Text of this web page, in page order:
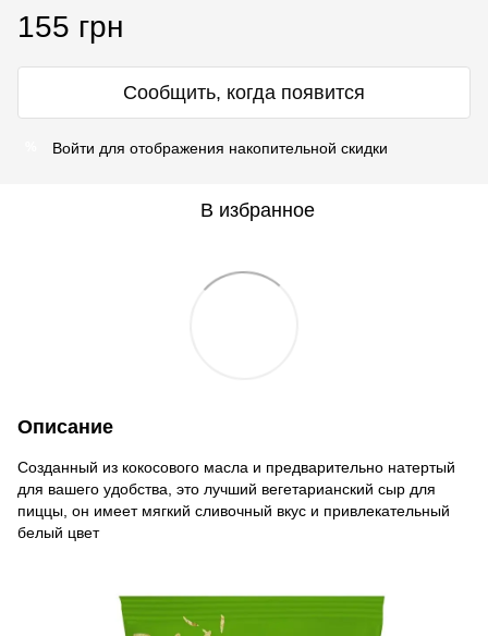
155 грн
Сообщить, когда появится
Войти для отображения накопительной скидки
В избранное
Описание
Созданный из кокосового масла и предварительно натертый
для вашего удобства, это лучший вегетарианский сыр для
пиццы, он имеет мягкий сливочный вкус и привлекательный
белый цвет